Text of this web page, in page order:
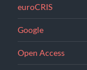
euroCRIS
Google
Open Access